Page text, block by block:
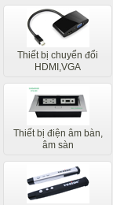
Thiết bị chuyển đổi
HDMI,VGA
Thiết bị điện âm bàn,
âm sàn